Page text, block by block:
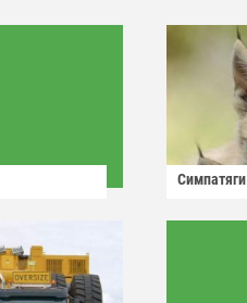
Симпатяги